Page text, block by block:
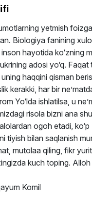
yetmish
Biologiya fanining
hayotida ko‘zning
adosi yo‘q. Faqat
haqqini qisman
kerakki, har bir
Yo‘lda ishlatilsa, u
risola bizni ana
ogoh etadi, ko‘p
tiyish bilan saqlanish
mutolaa qiling, fikr
kuch toping.
Komil